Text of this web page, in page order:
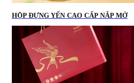
HỘP ĐỰNG YẾN CAO CẤP NẮP MỞ